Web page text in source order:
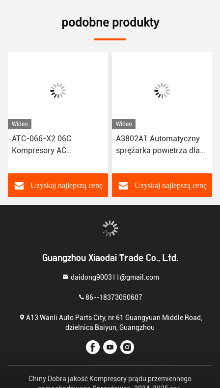
podobne produkty
Wideo
ATC-066-X2 06C
Kompresory AC
Corolla Yaris Alitis 88320-
52010 883205201
Uzyskaj najlepszą cenę
Wideo
A3802A1 Automatyczny
sprężarka powietrza dla
NEW Elysee/C3-XR
JSR11T601088
Uzyskaj najlepszą cenę
Guangzhou Xiaodai Trade Co., Ltd.
daidong900311@gmail.com
86--18373050607
A13 Wanli Auto Parts City, nr 61 Guangyuan Middle Road,
dzielnica Baiyun, Guangzhou
Chiny Dobra jakość Kompresory prądu przemiennego